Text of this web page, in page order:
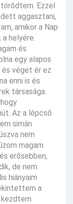
törődtem. Ezzel
aggasztani,
amikor a Nap
helyére.
és
egy alapos
és véget ér ez
enni is és
társasága.
Az a lépcső
simán
nem
magam
erősebben,
de nem.
hiányaim
a